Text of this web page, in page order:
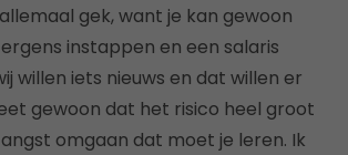
gek, want je kan gewoon
instappen en een salaris
willen iets nieuws en dat willen er
gewoon dat het risico heel groot
omgaan dat moet je leren. Ik